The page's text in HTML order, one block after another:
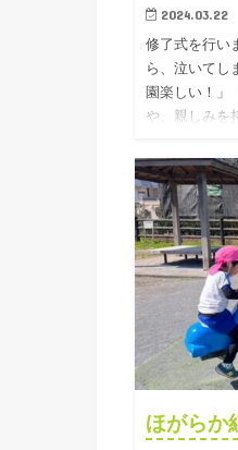
2024.03.22
修了式を行い
ら、泣いてし
園楽しい！」
や、親しみを
ほがら